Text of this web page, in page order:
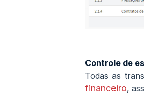
Controle de
Todas as
financeiro,